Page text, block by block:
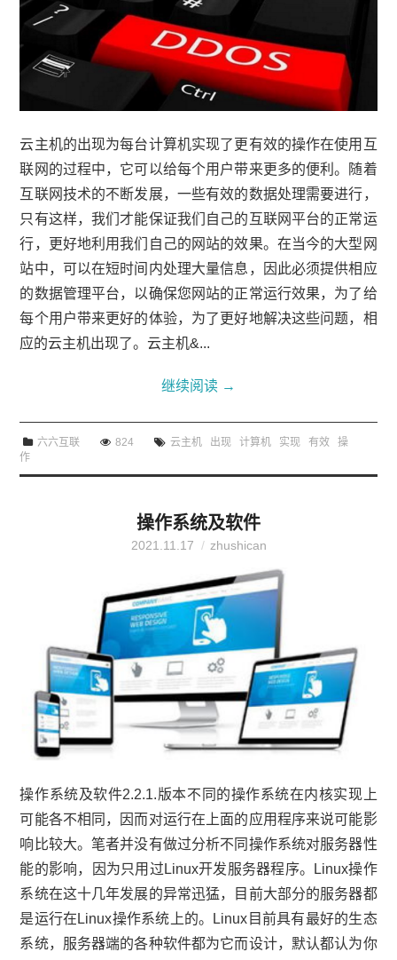
云主机的出现为每台计算机实现了更有效的操作在使用互
联网的过程中，它可以给每个用户带来更多的便利。随着
互联网技术的不断发展，一些有效的数据处理需要进行，
只有这样，我们才能保证我们自己的互联网平台的正常运
行，更好地利用我们自己的网站的效果。在当今的大型网
站中，可以在短时间内处理大量信息，因此必须提供相应
的数据管理平台，以确保您网站的正常运行效果，为了给
每个用户带来更好的体验，为了更好地解决这些问题，相
应的云主机出现了。云主机&...
继续阅读 →
六六互联 824 云主机 出现 计算机 实现 有效
操
作
操作系统及软件
2021.11.17 zhushican
操作系统及软件2.2.1.版本不同的操作系统在内核实现上
可能各不相同，因而对运行在上面的应用程序来说可能影
响比较大。笔者并没有做过分析不同操作系统对服务器性
能的影响，因为只用过Linux开发服务器程序。Linux操作
系统在这十几年发展的异常迅猛，目前大部分的服务器都
是运行在Linux操作系统上的。Linux目前具有最好的生态
系统，服务器端的各种软件都为它而设计，默认都认为你